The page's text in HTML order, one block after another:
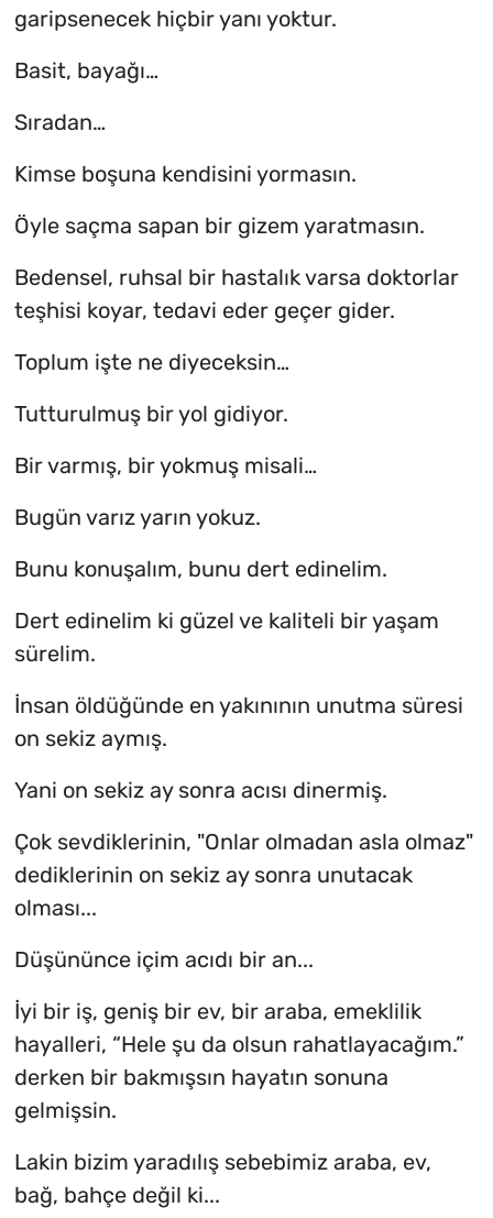
garipsenecek hiçbir yanı yoktur.
Basit, bayağı…
Sıradan…
Kimse boşuna kendisini yormasın.
Öyle saçma sapan bir gizem yaratmasın.
Bedensel, ruhsal bir hastalık varsa doktorlar
teşhisi koyar, tedavi eder geçer gider.
Toplum işte ne diyeceksin…
Tutturulmuş bir yol gidiyor.
Bir varmış, bir yokmuş misali…
Bugün varız yarın yokuz.
Bunu konuşalım, bunu dert edinelim.
Dert edinelim ki güzel ve kaliteli bir yaşam
sürelim.
İnsan öldüğünde en yakınının unutma süresi
on sekiz aymış.
Yani on sekiz ay sonra acısı dinermiş.
Çok sevdiklerinin, "Onlar olmadan asla olmaz"
dediklerinin on sekiz ay sonra unutacak
olması...
Düşününce içim acıdı bir an...
İyi bir iş, geniş bir ev, bir araba, emeklilik
hayalleri, “Hele şu da olsun rahatlayacağım.”
derken bir bakmışsın hayatın sonuna
gelmişsin.
Lakin bizim yaradılış sebebimiz araba, ev,
bağ, bahçe değil ki...